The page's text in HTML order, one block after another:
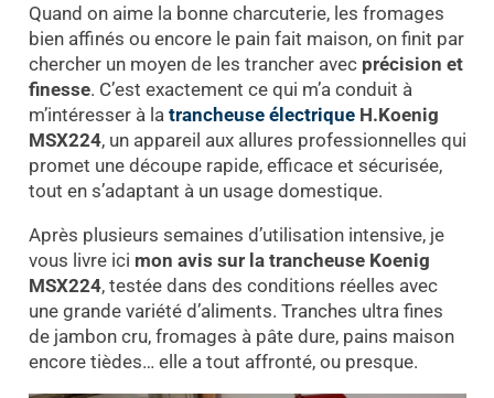
Quand on aime la bonne charcuterie, les fromages
bien affinés ou encore le pain fait maison, on finit par
chercher un moyen de les trancher avec précision et
finesse. C’est exactement ce qui m’a conduit à
m’intéresser à la trancheuse électriqueH.Koenig
MSX224, un appareil aux allures professionnelles qui
promet une découpe rapide, efficace et sécurisée,
tout en s’adaptant à un usage domestique.
Après plusieurs semaines d’utilisation intensive, je
vous livre ici mon avis sur la trancheuse Koenig
MSX224, testée dans des conditions réelles avec
une grande variété d’aliments. Tranches ultra fines
de jambon cru, fromages à pâte dure, pains maison
encore tièdes… elle a tout affronté, ou presque.